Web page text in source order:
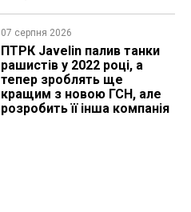
07 серпня 2026
ПТРК Javelin палив танки
рашистів у 2022 році, а
тепер зроблять ще
кращим з новою ГСН, але
розробить її інша компанія